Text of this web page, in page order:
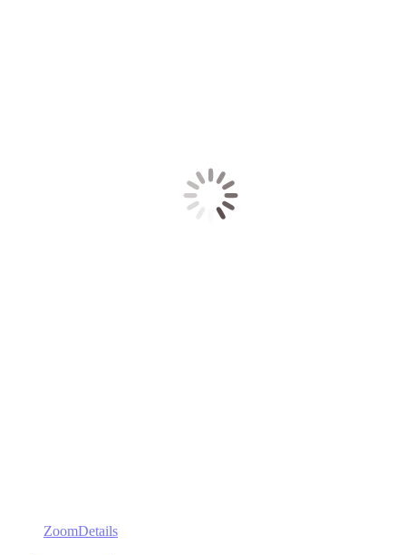
ZoomDetails